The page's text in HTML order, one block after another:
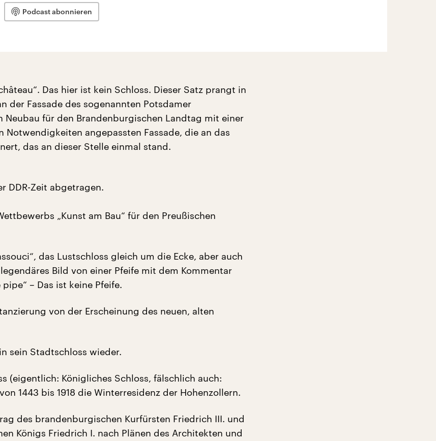
Podcast abonnieren
Das hier ist kein Schloss. Dieser Satz prangt in
der Fassade des sogenannten Potsdamer
Neubau für den Brandenburgischen Landtag mit einer
Notwendigkeiten angepassten Fassade, die an das
das an dieser Stelle einmal stand.
DDR-Zeit abgetragen.
„Kunst am Bau“ für den Preußischen
das Lustschloss gleich um die Ecke, aber auch
Bild von einer Pfeife mit dem Kommentar
pipe“ – Das ist keine Pfeife.
von der Erscheinung des neuen, alten
sein Stadtschloss wieder.
(eigentlich: Königliches Schloss, fälschlich auch:
1443 bis 1918 die Winterresidenz der Hohenzollern.
des brandenburgischen Kurfürsten Friedrich III. und
Königs Friedrich I. nach Plänen des Architekten und